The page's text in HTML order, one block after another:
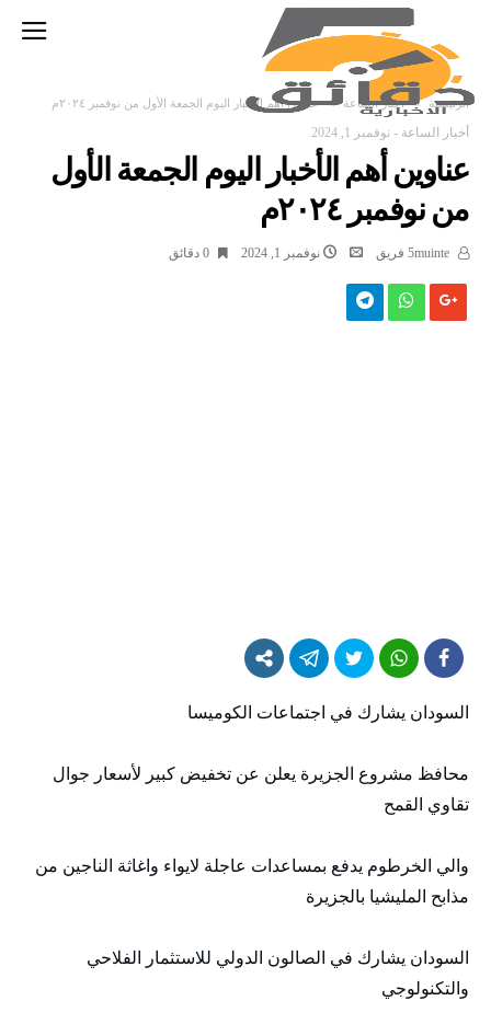
‫الرئيسية‬ أخبار الساعة عناوين أهم الأخبار اليوم الجمعة الأول من نوفمبر ٢٠٢٤م
أخبار الساعة - نوفمبر 1, 2024
عناوين أهم الأخبار اليوم الجمعة الأول
من نوفمبر ٢٠٢٤م
نوفمبر 1, 2024 0 ‫دقائق‬
السودان يشارك في اجتماعات الكوميسا
محافظ مشروع الجزيرة يعلن عن تخفيض كبير لأسعار جوال
تقاوي القمح
والي الخرطوم يدفع بمساعدات عاجلة لايواء واغاثة الناجين من
مذابح المليشيا بالجزيرة
السودان يشارك في الصالون الدولي للاستثمار الفلاحي
والتكنولوجي